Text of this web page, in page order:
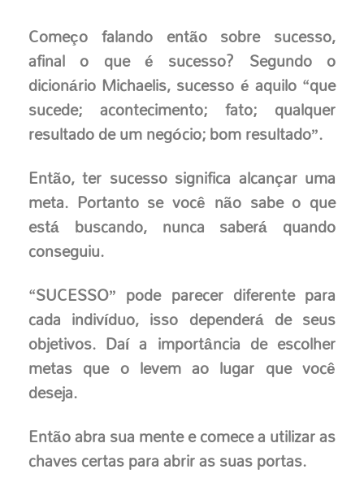
Começo falando então sobre sucesso,
afinal o que é sucesso? Segundo o
dicionário Michaelis, sucesso é aquilo “que
sucede; acontecimento; fato; qualquer
resultado de um negócio; bom resultado”.
Então, ter sucesso significa alcançar uma
meta. Portanto se você não sabe o que
está buscando, nunca saberá quando
conseguiu.
“SUCESSO” pode parecer diferente para
cada indivíduo, isso dependerá de seus
objetivos. Daí a importância de escolher
metas que o levem ao lugar que você
deseja.
Então abra sua mente e comece a utilizar as
chaves certas para abrir as suas portas.